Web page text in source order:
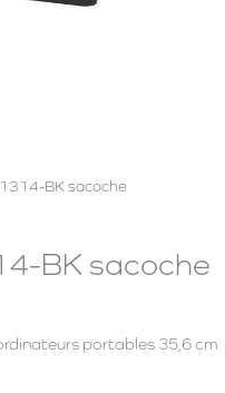
BK sacoche
BK sacoche
portables 35,6 cm